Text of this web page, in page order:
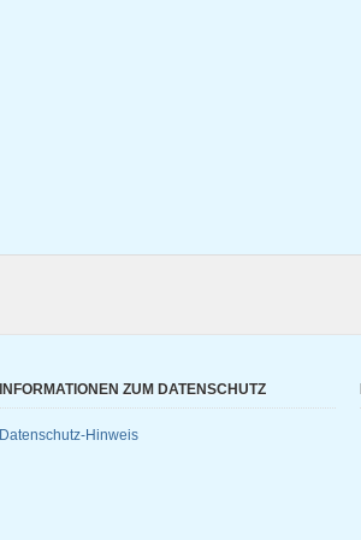
INFORMATIONEN ZUM DATENSCHUTZ
Datenschutz-Hinweis